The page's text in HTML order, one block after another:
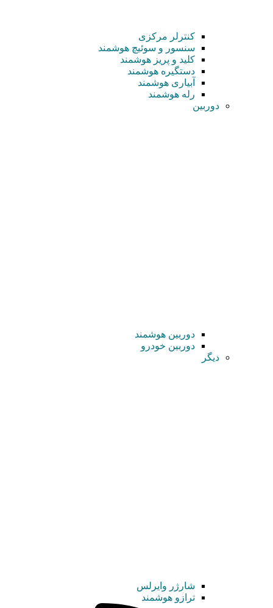
کنترلر مرکزی
سنسور و سوئیچ هوشمند
کلید و پریز هوشمند
دستگیره هوشمند
آبیاری هوشمند
رله هوشمند
دوربین
دوربین هوشمند
دوربین خودرو
دیگر
شارژر وایرلس
ترازو هوشمند